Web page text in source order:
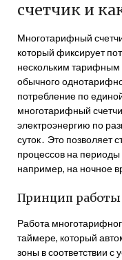
счетчик и
Многотарифный
который фиксирует
нескольким тарифным
обычного
потребление по
многотарифный
электроэнергию по
суток․ Это позволяет
процессов на
например, на ночное
Принцип работы
Работа
таймере, который
зоны в соответствии